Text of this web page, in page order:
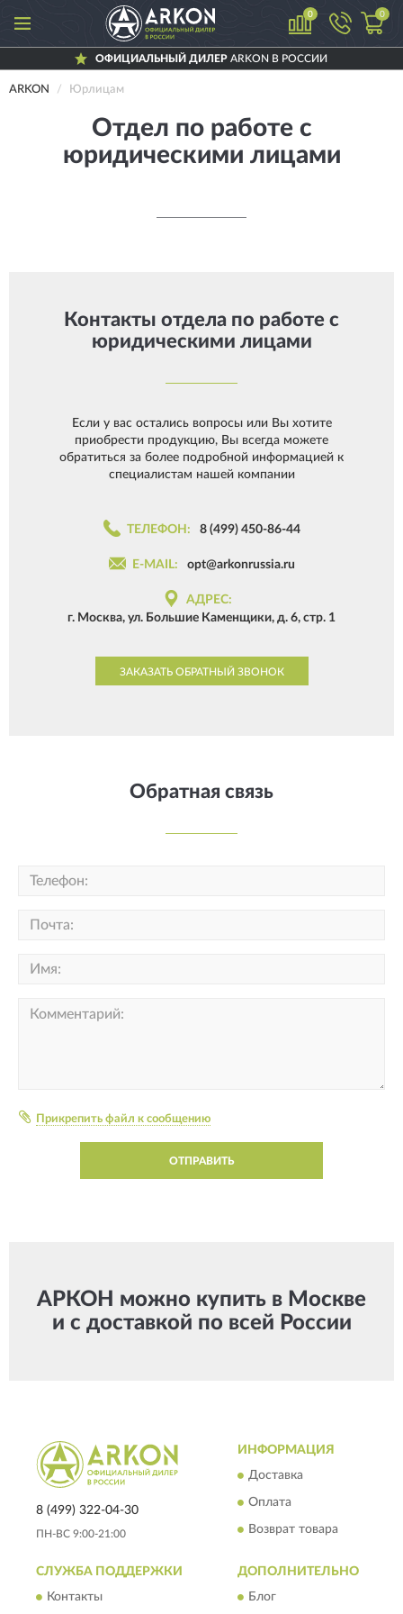
0 0
ОФИЦИАЛЬНЫЙ ДИЛЕРARKON В РОССИИ
ARKON Юрлицам
Отдел по работе с
юридическими лицами
Контакты отдела по работе с
юридическими лицами
Если у вас остались вопросы или Вы хотите
приобрести продукцию, Вы всегда можете
обратиться за более подробной информацией к
специалистам нашей компании
ТЕЛЕФОН: 8 (499) 450-86-44
E-MAIL: opt@arkonrussia.ru
АДРЕС:
г. Москва, ул. Большие Каменщики, д. 6, стр. 1
ЗАКАЗАТЬ ОБРАТНЫЙ ЗВОНОК
Обратная связь
Прикрепить файл к сообщению
ОТПРАВИТЬ
АРКОН можно купить в Москве
и с доставкой по всей России
8 (499) 322-04-30
ПН-ВС 9:00-21:00
ИНФОРМАЦИЯ
Доставка
Оплата
Возврат товара
СЛУЖБА ПОДДЕРЖКИ
Контакты
ДОПОЛНИТЕЛЬНО
Блог